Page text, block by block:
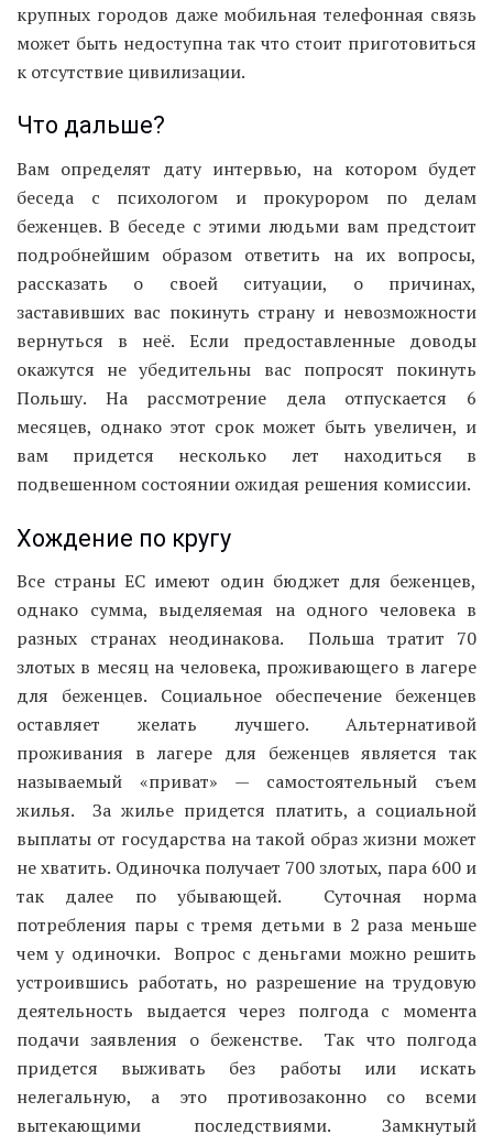
крупных городов даже мобильная телефонная связь
может быть недоступна так что стоит приготовиться
к отсутствие цивилизации.
Что дальше?
Вам определят дату интервью, на котором будет
беседа с психологом и прокурором по делам
беженцев. В беседе с этими людьми вам предстоит
подробнейшим образом ответить на их вопросы,
рассказать о своей ситуации, о причинах,
заставивших вас покинуть страну и невозможности
вернуться в неё. Если предоставленные доводы
окажутся не убедительны вас попросят покинуть
Польшу. На рассмотрение дела отпускается 6
месяцев, однако этот срок может быть увеличен, и
вам придется несколько лет находиться в
подвешенном состоянии ожидая решения комиссии.
Хождение по кругу
Все страны ЕС имеют один бюджет для беженцев,
однако сумма, выделяемая на одного человека в
разных странах неодинакова. Польша тратит 70
злотых в месяц на человека, проживающего в лагере
для беженцев. Социальное обеспечение беженцев
оставляет желать лучшего. Альтернативой
проживания в лагере для беженцев является так
называемый «приват» — самостоятельный съем
жилья. За жилье придется платить, а социальной
выплаты от государства на такой образ жизни может
не хватить. Одиночка получает 700 злотых, пара 600 и
так далее по убывающей. Суточная норма
потребления пары с тремя детьми в 2 раза меньше
чем у одиночки. Вопрос с деньгами можно решить
устроившись работать, но разрешение на трудовую
деятельность выдается через полгода с момента
подачи заявления о беженстве. Так что полгода
придется выживать без работы или искать
нелегальную, а это противозаконно со всеми
вытекающими последствиями. Замкнутый